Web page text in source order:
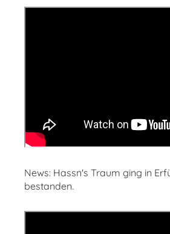
News: Hassn's Traum ging in
bestanden.